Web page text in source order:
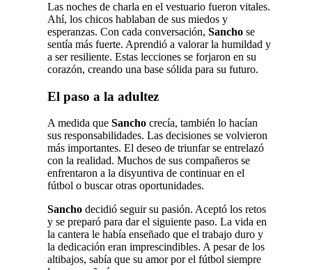
Las noches de charla en el vestuario fueron vitales.
Ahí, los chicos hablaban de sus miedos y
esperanzas. Con cada conversación, Sancho se
sentía más fuerte. Aprendió a valorar la humildad y
a ser resiliente. Estas lecciones se forjaron en su
corazón, creando una base sólida para su futuro.
El paso a la adultez
A medida que Sancho crecía, también lo hacían
sus responsabilidades. Las decisiones se volvieron
más importantes. El deseo de triunfar se entrelazó
con la realidad. Muchos de sus compañeros se
enfrentaron a la disyuntiva de continuar en el
fútbol o buscar otras oportunidades.
Sancho decidió seguir su pasión. Aceptó los retos
y se preparó para dar el siguiente paso. La vida en
la cantera le había enseñado que el trabajo duro y
la dedicación eran imprescindibles. A pesar de los
altibajos, sabía que su amor por el fútbol siempre